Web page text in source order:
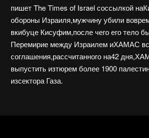
пишет The Times of Israel соссылкой
обороны Израиля,мужчину убили
вкибуце Кисуфим,после чего его тело
Перемирие между Израилем иХАМАС
соглашения,рассчитанного на42
выпустить изтюрем более 1900
изсектора Газа.